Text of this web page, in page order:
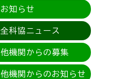
お知らせ
全科協ニュース
他機関からの募集
他機関からのお知らせ